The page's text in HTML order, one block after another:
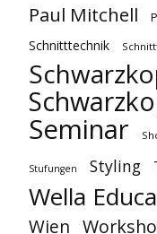
Paul Mitchell
Schnitttechnik
Seminar
Stufungen Styling
Wella
Wien